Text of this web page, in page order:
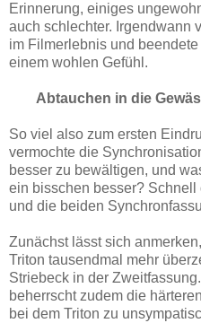
Erinnerung, einiges
auch schlechter. Irgendwann
im Filmerlebnis und beendete
einem wohlen Gefühl.
Abtauchen in die
So viel also zum ersten
vermochte die
besser zu bewältigen, und
ein bisschen besser?
und die beiden
Zunächst lässt sich
Triton tausendmal mehr
Striebeck in der
beherrscht zudem die
bei dem Triton zu